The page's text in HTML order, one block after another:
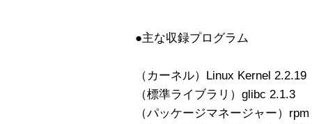
●主な収録プログラム
（カーネル）Linux Kernel 2.2.19
（標準ライブラリ）glibc 2.1.3
（パッケージマネージャー）